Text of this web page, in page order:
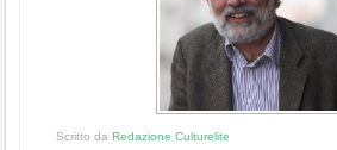
Scritto da Redazione Culturelite